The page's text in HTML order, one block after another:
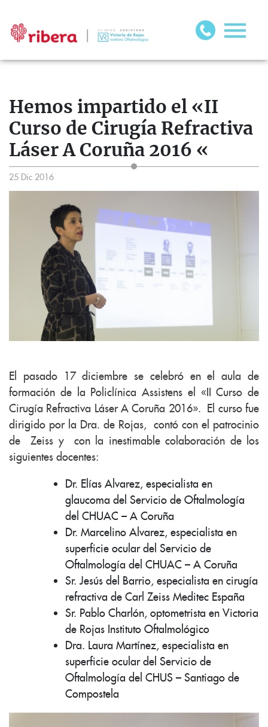
Hemos impartido el «II
Curso de Cirugía Refractiva
Láser A Coruña 2016 «
25 Dic 2016
El pasado 17 diciembre se celebró en el aula de
formación de la Policlínica Assistens el «II Curso de
Cirugía Refractiva Láser A Coruña 2016». El curso fue
dirigido por la Dra. de Rojas, contó con el patrocinio
de Zeiss y con la inestimable colaboración de los
siguientes docentes:
Dr. Elías Alvarez, especialista en
glaucoma del Servicio de Oftalmología
del CHUAC – A Coruña
Dr. Marcelino Alvarez, especialista en
superficie ocular del Servicio de
Oftalmología del CHUAC – A Coruña
Sr. Jesús del Barrio, especialista en cirugía
refractiva de Carl Zeiss Meditec España
Sr. Pablo Charlón, optometrista en Victoria
de Rojas Instituto Oftalmológico
Dra. Laura Martínez, especialista en
superficie ocular del Servicio de
Oftalmología del CHUS – Santiago de
Compostela